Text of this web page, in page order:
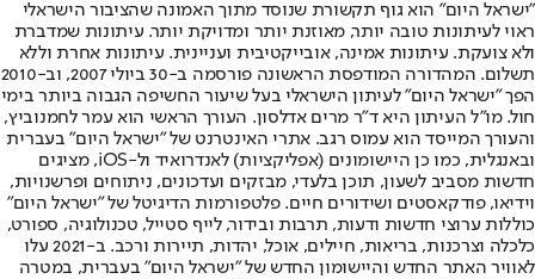
"ישראל היום" הוא גוף תקשורת שנוסד מתוך האמונה שהציבור הישראלי
ראוי לעיתונות טובה יותר, מאוזנת יותר ומדויקת יותר. עיתונות שמדברת
ולא צועקת. עיתונות אמינה, אובייקטיבית ועניינית. עיתונות אחרת וללא
תשלום. המהדורה המודפסת הראשונה פורסמה ב-30 ביולי 2007, וב-2010
הפך "ישראל היום" לעיתון הישראלי בעל שיעור החשיפה הגבוה ביותר בימי
חול. מו"ל העיתון היא ד"ר מרים אדלסון. העורך הראשי הוא עמר לחמנוביץ,
והעורך המייסד הוא עמוס רגב. אתרי האינטרנט של "ישראל היום" בעברית
ובאנגלית, כמו כן היישומונים (אפליקציות) לאנדרואיד ול-iOS, מציגים
חדשות מסביב לשעון, תוכן בלעדי, מבזקים ועדכונים, ניתוחים ופרשנויות,
וידיאו, פודקאסטים ושידורים חיים. פלטפורמות הדיגיטל של "ישראל היום"
כוללות ערוצי חדשות ודעות, תרבות ובידור, לייף סטייל, טכנולוגיה, ספורט,
כלכלה וצרכנות, בריאות, חיילים, אוכל, יהדות, תיירות ורכב. ב-2021 עלו
לאוויר האתר החדש והיישומון החדש של "ישראל היום" בעברית, במטרה